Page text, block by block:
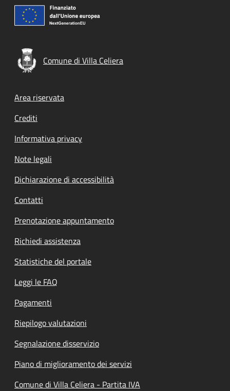
Comune di Villa Celiera
Footer menu
Area riservata
Crediti
Informativa privacy
Note legali
Dichiarazione di accessibilità
Contatti
Prenotazione appuntamento
Richiedi assistenza
Statistiche del portale
Leggi le FAQ
Pagamenti
Riepilogo valutazioni
Segnalazione disservizio
Piano di miglioramento dei servizi
Comune di Villa Celiera - Partita IVA